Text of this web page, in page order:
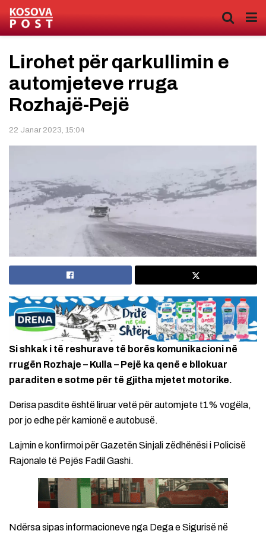
Lirohet për qarkullimin e
automjeteve rruga
Rozhajë-Pejë
22 Janar 2023, 15:04
Si shkak i të reshurave të borës komunikacioni në
rrugën Rozhaje – Kulla – Pejë ka qenë e bllokuar
paraditen e sotme për të gjitha mjetet motorike.
Derisa pasdite është liruar vetë për automjete t1% vogëla,
por jo edhe për kamionë e autobusë.
Lajmin e konfirmoi për Gazetën Sinjali zëdhënësi i Policisë
Rajonale të Pejës Fadil Gashi.
Ndërsa sipas informacioneve nga Dega e Sigurisë në